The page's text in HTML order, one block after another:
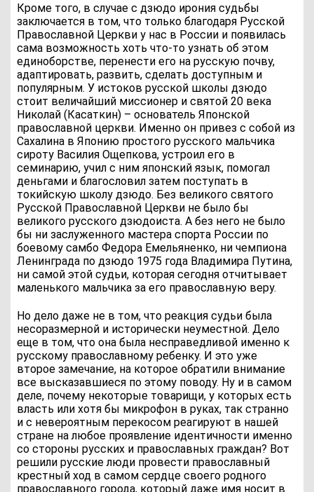
Кроме того, в случае с дзюдо ирония судьбы
заключается в том, что только благодаря Русской
Православной Церкви у нас в России и появилась
сама возможность хоть что-то узнать об этом
единоборстве, перенести его на русскую почву,
адаптировать, развить, сделать доступным и
популярным. У истоков русской школы дзюдо
стоит величайший миссионер и святой 20 века
Николай (Касаткин) – основатель Японской
православной церкви. Именно он привез с собой из
Сахалина в Японию простого русского мальчика
сироту Василия Ощепкова, устроил его в
семинарию, учил с ним японский язык, помогал
деньгами и благословил затем поступать в
токийскую школу дзюдо. Без великого святого
Русской Православной Церкви не было бы
великого русского дзюдоиста. А без него не было
бы ни заслуженного мастера спорта России по
боевому самбо Федора Емельяненко, ни чемпиона
Ленинграда по дзюдо 1975 года Владимира Путина,
ни самой этой судьи, которая сегодня отчитывает
маленького мальчика за его православную веру.
Но дело даже не в том, что реакция судьи была
несоразмерной и исторически неуместной. Дело
еще в том, что она была несправедливой именно к
русскому православному ребенку. И это уже
второе замечание, на которое обратили внимание
все высказавшиеся по этому поводу. Ну и в самом
деле, почему некоторые товарищи, у которых есть
власть или хотя бы микрофон в руках, так странно
и с невероятным перекосом реагируют в нашей
стране на любое проявление идентичности именно
со стороны русских и православных граждан? Вот
решили русские люди провести православный
крестный ход в самом сердце своего родного
православного города, который даже имя носит в